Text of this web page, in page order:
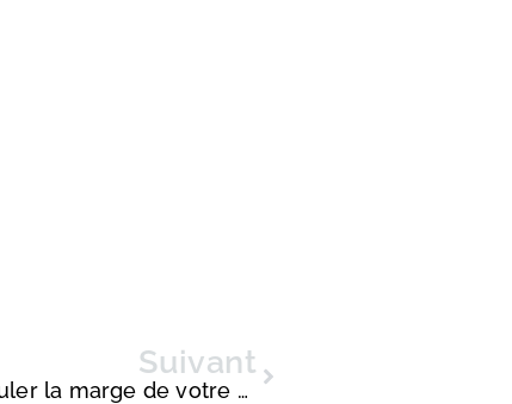
Suivant
Clés pour réussir : apprenez à calculer la marge de votre entreprise